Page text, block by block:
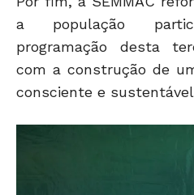
a população
programação desta
com a construção de
consciente e